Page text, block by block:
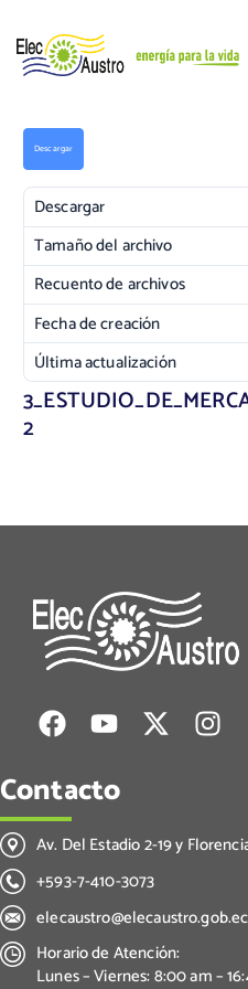
Descargar
Descargar
Tamaño del archivo
Recuento de archivos
Fecha de creación
Última actualización
2
Contacto
Av. Del Estadio 2-19 y
+593-7-410-3073
elecaustro@elecaustro.gob.ec
Horario de Atención:
Lunes – Viernes: 8:00 am –